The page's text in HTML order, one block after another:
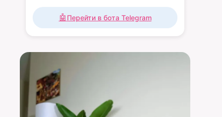
🤖 Перейти в бота Telegram